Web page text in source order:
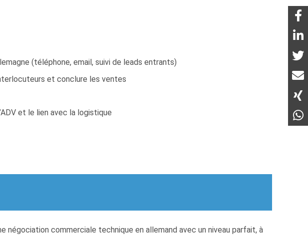
(téléphone, email, suivi de leads entrants)
et conclure les ventes
et le lien avec la logistique
négociation commerciale technique en allemand avec un niveau parfait, à